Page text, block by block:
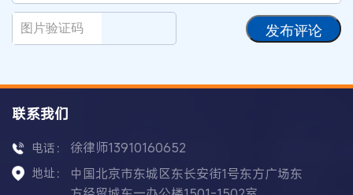
发布评论
联系我们
电话： 徐律师13910160652
地址：
中国北京市东城区东长安街1号东方广场东